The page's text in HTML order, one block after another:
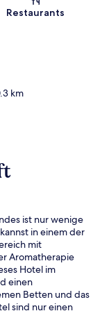
Restaurants
km
ist nur wenige
in einem der
mit
Aromatherapie
Hotel im
einen
Betten und das
sind nur einen